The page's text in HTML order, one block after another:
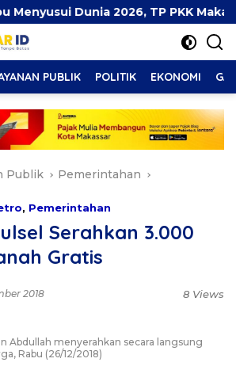
Dunia 2026, TP PKK Makassar
PUBLIK POLITIK EKONOMI
Publik Pemerintahan
, Pemerintahan
Serahkan 3.000
Gratis
2018
8 Views
Abdullah menyerahkan secara langsung
Rabu (26/12/2018)